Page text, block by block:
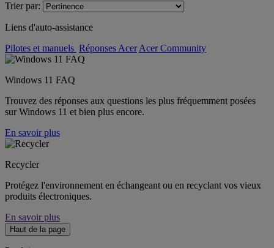
Trier par:
Liens d'auto-assistance
Pilotes et manuels Réponses Acer Acer Community
Windows 11 FAQ
Trouvez des réponses aux questions les plus fréquemment posées
sur Windows 11 et bien plus encore.
En savoir plus
Recycler
Protégez l'environnement en échangeant ou en recyclant vos vieux
produits électroniques.
En savoir plus
Haut de la page